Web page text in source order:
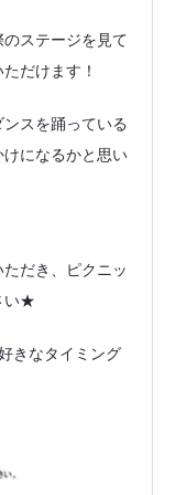
ステージを見て
だけます！
スを踊っている
になるかと思い
だき、ピクニッ
い★
きなタイミング